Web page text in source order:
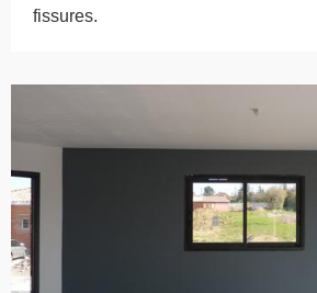
fissures.